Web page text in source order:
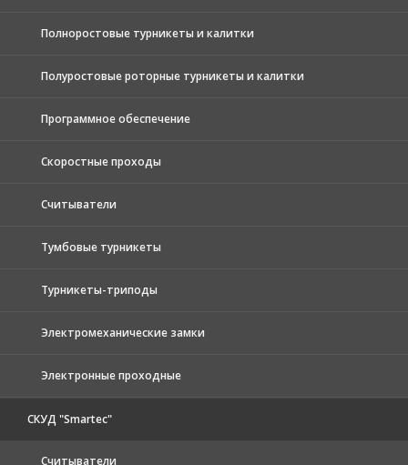
Полноростовые турникеты и калитки
Полуростовые роторные турникеты и калитки
Программное обеспечение
Скоростные проходы
Считыватели
Тумбовые турникеты
Турникеты-триподы
Электромеханические замки
Электронные проходные
СКУД "Smartec"
Считыватели